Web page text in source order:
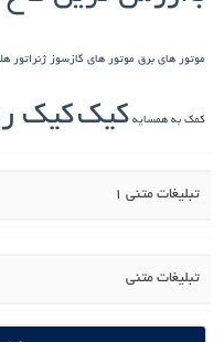
موتور های برق موتور های گازسوز ژنراتور
کمک به همسایه کیککیک
تبلیغات متنی 1
تبلیغات متنی